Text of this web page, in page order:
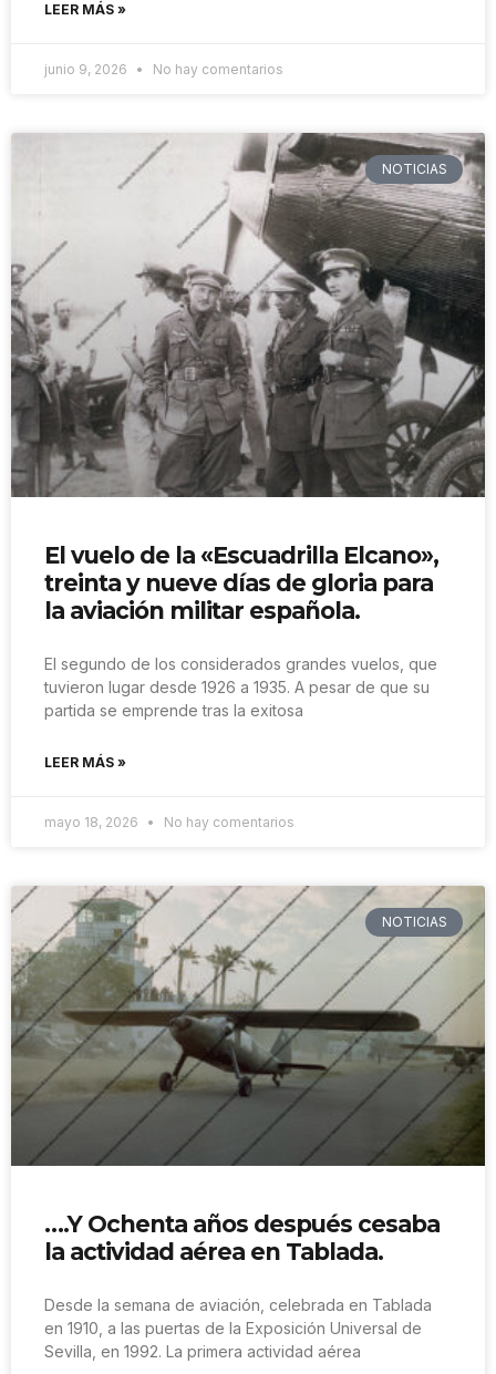
LEER MÁS »
junio 9, 2026 No hay comentarios
NOTICIAS
El vuelo de la «Escuadrilla Elcano»,
treinta y nueve días de gloria para
la aviación militar española.
El segundo de los considerados grandes vuelos, que
tuvieron lugar desde 1926 a 1935. A pesar de que su
partida se emprende tras la exitosa
LEER MÁS »
mayo 18, 2026 No hay comentarios
NOTICIAS
….Y Ochenta años después cesaba
la actividad aérea en Tablada.
Desde la semana de aviación, celebrada en Tablada
en 1910, a las puertas de la Exposición Universal de
Sevilla, en 1992. La primera actividad aérea